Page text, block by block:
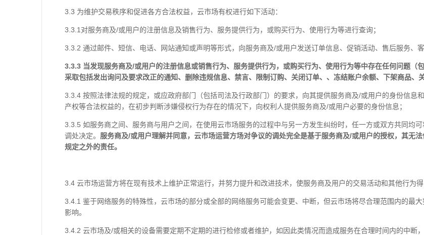
3.3 为维护交易秩序和促进各方合法权益，云市场有权进行如下活动：
3.3.1对服务商及/或用户的注册信息及销售行为、服务提供行为，或购买行为、使用行为等进行查询；
3.3.2 通过邮件、短信、电话、网站通知或声明等形式，向服务商及/或用户发送订单信息、促销活动、售后服务、客
3.3.3 当发现服务商及/或用户的注册信息或销售行为、服务提供行为，或购买行为、使用行为等中存在任何问题（
采取包括发出询问及要求改正的通知、删除违规信息、禁言、限制订购、关闭订单、、冻结账户余额、下架商品、
3.3.4 按照法律法规的规定，或应政府部门（包括司法及行政部门）的要求，向其提供服务商及/或用户的身份信息
产权等合法权益的，在初步判断涉嫌侵权行为存在的情况下，向权利人提供服务商及/或用户必要的身份信息；
3.3.5 如服务商之间、服务商与用户之间，在使用云市场服务的过程中与另一方发生纠纷时，任一方或双方共同均
调处决定。 服务商及/或用户理解并同意，云市场运营方场对争议的调处完全是基于服务商及/或用户的授权，其无
规定之外的责任。
3.4 云市场运营方将在现有技术上维护正常运行，并努力提升和改进技术，使服务商及用户的交易活动和其他行为
3.4.1 鉴于网络服务的特殊性，云市场的部分或全部的网络服务可能会变更、中断，但云市场将尽合理范围内的最
影响。
3.4.2 云市场及/或相关的设备需要定期不定期的进行检修或者维护，如因此类情况而造成服务在合理时间内的中断